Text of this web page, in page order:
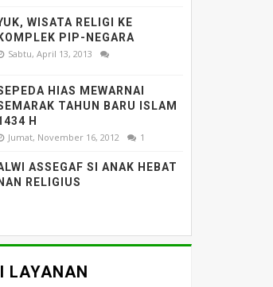
WISATA RELIGI KE
KOMPLEK PIP-NEGARA
Sabtu, April 13, 2013
HIAS MEWARNAI
TAHUN BARU ISLAM
H
Jumat, November 16, 2012 1
ASSEGAF SI ANAK HEBAT
NAN RELIGIUS
LAYANAN